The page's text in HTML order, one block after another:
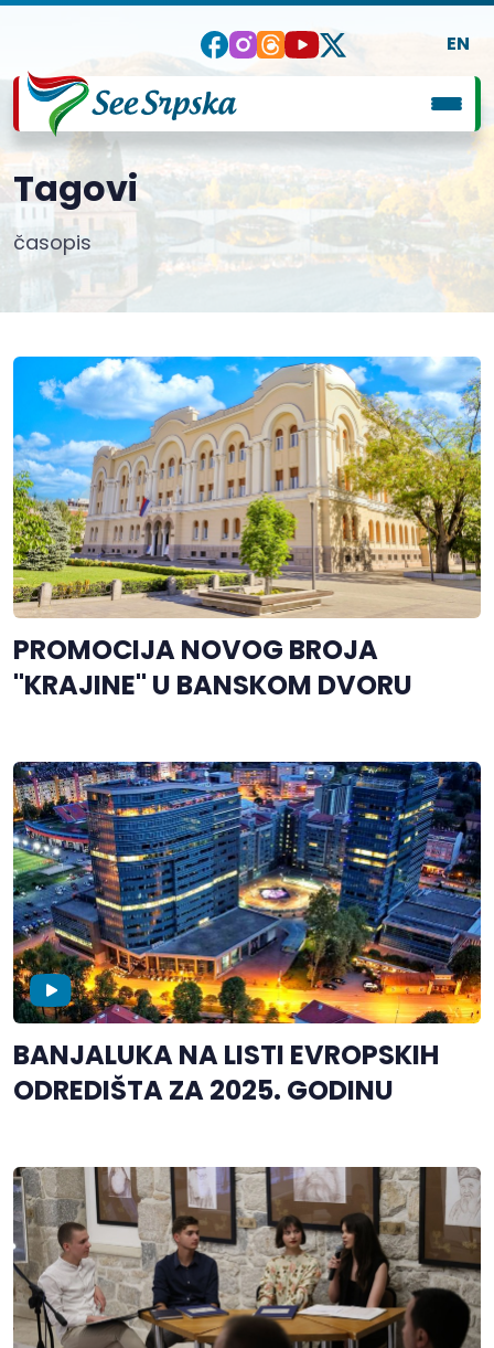
EN
Tagovi
časopis
PROMOCIJA NOVOG BROJA
"KRAJINE" U BANSKOM DVORU
BANJALUKA NA LISTI EVROPSKIH
ODREDIŠTA ZA 2025. GODINU